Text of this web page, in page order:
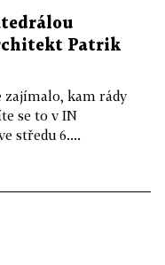
Patrik
zajímalo, kam rády
se to v IN
středu 6....